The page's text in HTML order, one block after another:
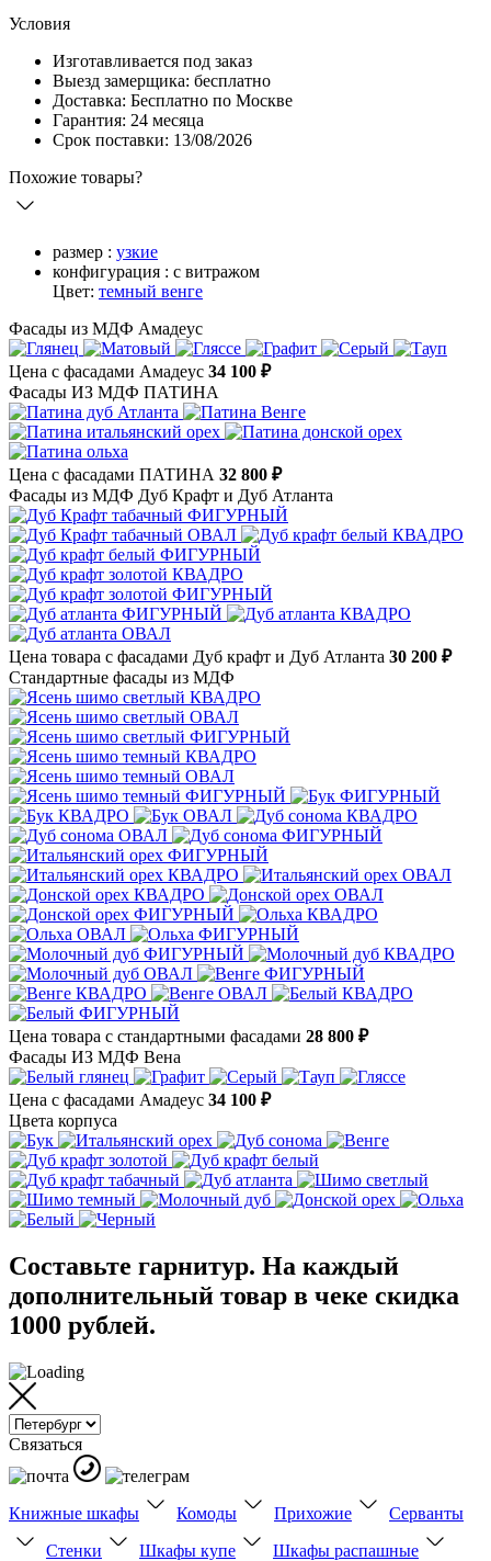
Условия
Изготавливается под заказ
Выезд замерщика: бесплатно
Доставка: Бесплатно по Москве
Гарантия: 24 месяца
Срок поставки: 13/08/2026
Похожие товары?
размер : узкие
конфигурация : с витражом
Цвет: темный венге
Фасады из МДФ Амадеус
Цена с фасадами Амадеус 34 100 ₽
Фасады ИЗ МДФ ПАТИНА
Цена с фасадами ПАТИНА 32 800 ₽
Фасады из МДФ Дуб Крафт и Дуб Атланта
Цена товара с фасадами Дуб крафт и Дуб Атланта 30 200 ₽
Стандартные фасады из МДФ
Цена товара с стандартными фасадами 28 800 ₽
Фасады ИЗ МДФ Вена
Цена с фасадами Амадеус 34 100 ₽
Цвета корпуса
Составьте гарнитур. На каждый
дополнительный товар в чеке скидка
1000 рублей.
Связаться
Книжные шкафы Комоды Прихожие
Серванты
Стенки
Шкафы купе Шкафы распашные